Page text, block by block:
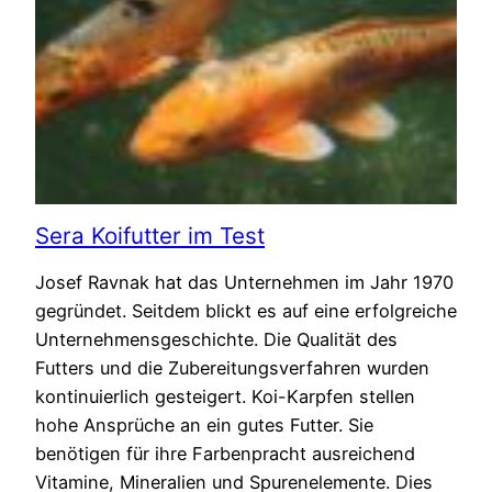
Sera Koifutter im Test
Josef Ravnak hat das Unternehmen im Jahr 1970
gegründet. Seitdem blickt es auf eine erfolgreiche
Unternehmensgeschichte. Die Qualität des
Futters und die Zubereitungsverfahren wurden
kontinuierlich gesteigert. Koi-Karpfen stellen
hohe Ansprüche an ein gutes Futter. Sie
benötigen für ihre Farbenpracht ausreichend
Vitamine, Mineralien und Spurenelemente. Dies